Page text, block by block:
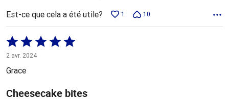
Est-ce que cela a été utile? 1 10
Coté
5 sur
5
2 avr. 2024
Grace
Cheesecake bites